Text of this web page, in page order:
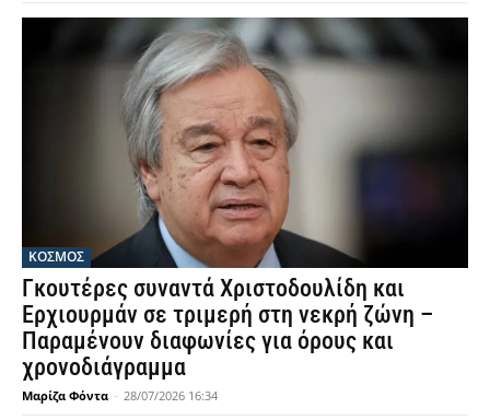
ΚΟΣΜΟΣ
Γκουτέρες συναντά Χριστοδουλίδη και
Ερχιουρμάν σε τριμερή στη νεκρή ζώνη –
Παραμένουν διαφωνίες για όρους και
χρονοδιάγραμμα
Μαρίζα Φόντα - 28/07/2026 16:34